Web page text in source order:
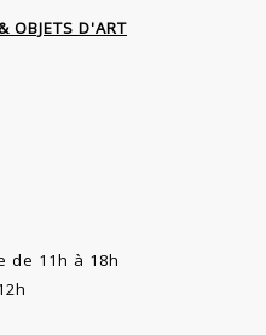
OBJETS D'ART
de 11h à 18h